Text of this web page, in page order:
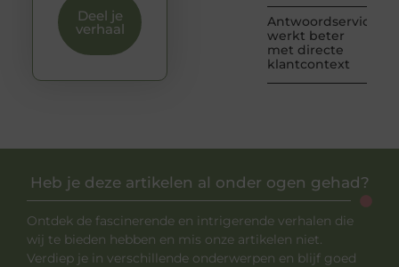
Antwoordservice
werkt beter
met directe
klantcontext
Deel je
verhaal
Heb je deze artikelen al onder ogen gehad?
Ontdek de fascinerende en intrigerende verhalen die
wij te bieden hebben en mis onze artikelen niet.
Verdiep je in verschillende onderwerpen en blijf goed